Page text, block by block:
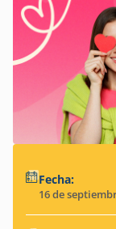
Fecha:
16 de